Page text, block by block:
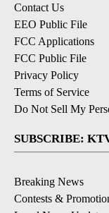
Contact Us
EEO Public File
FCC Applications
FCC Public File
Privacy Policy
Terms of Service
Do Not Sell My
SUBSCRIBE:
Breaking News
Contests &